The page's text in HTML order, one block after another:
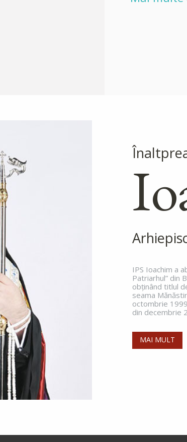
IPS Ioachim a
Patriarhul” din
obţinând titlul
seama
octombrie
din decembrie
MAI MULT